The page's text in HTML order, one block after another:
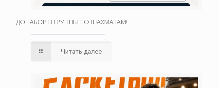
ДОНАБОР В ГРУППЫ ПО ШАХМАТАМ!
Читать далее